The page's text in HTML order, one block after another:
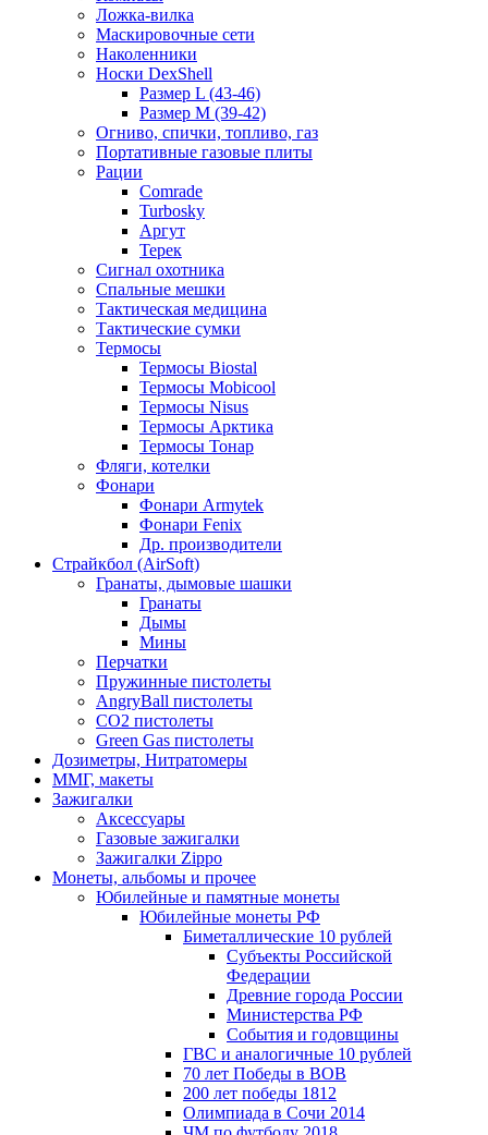
Ложка-вилка
Маскировочные сети
Наколенники
Носки DexShell
Размер L (43-46)
Размер M (39-42)
Огниво, спички, топливо, газ
Портативные газовые плиты
Рации
Comrade
Turbosky
Аргут
Терек
Сигнал охотника
Спальные мешки
Тактическая медицина
Тактические сумки
Термосы
Термосы Biostal
Термосы Mobicool
Термосы Nisus
Термосы Арктика
Термосы Тонар
Фляги, котелки
Фонари
Фонари Armytek
Фонари Fenix
Др. производители
Страйкбол (AirSoft)
Гранаты, дымовые шашки
Гранаты
Дымы
Мины
Перчатки
Пружинные пистолеты
AngryBall пистолеты
CO2 пистолеты
Green Gas пистолеты
Дозиметры, Нитратомеры
ММГ, макеты
Зажигалки
Аксессуары
Газовые зажигалки
Зажигалки Zippo
Монеты, альбомы и прочее
Юбилейные и памятные монеты
Юбилейные монеты РФ
Биметаллические 10 рублей
Субъекты Российской
Федерации
Древние города России
Министерства РФ
События и годовщины
ГВС и аналогичные 10 рублей
70 лет Победы в ВОВ
200 лет победы 1812
Олимпиада в Сочи 2014